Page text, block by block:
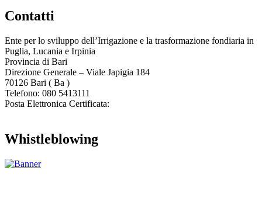
Contatti
Ente per lo sviluppo dell’Irrigazione e la trasformazione fondiaria in
Puglia, Lucania e Irpinia
Provincia di Bari
Direzione Generale – Viale Japigia 184
70126 Bari ( Ba )
Telefono: 080 5413111
Posta Elettronica Certificata:
Whistleblowing